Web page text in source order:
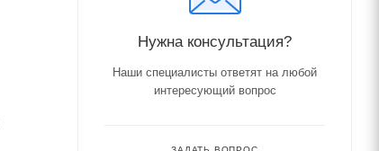
Нужна консультация?
Наши специалисты ответят на любой
интересующий вопрос